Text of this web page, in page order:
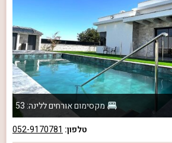
מקסימום אורחים ללינה: 53
טלפון: 052-9170781